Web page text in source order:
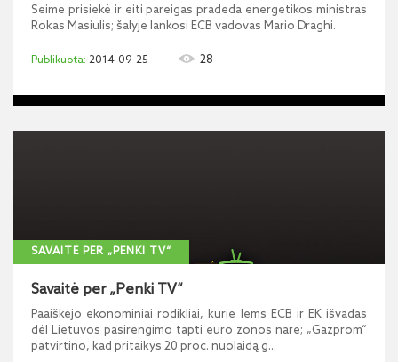
Seime prisiekė ir eiti pareigas pradeda energetikos ministras
Rokas Masiulis; šalyje lankosi ECB vadovas Mario Draghi.
2014-09-25 28
SAVAITĖ PER „PENKI TV“
Savaitė per „Penki TV“
Paaiškėjo ekonominiai rodikliai, kurie lems ECB ir EK išvadas
dėl Lietuvos pasirengimo tapti euro zonos nare; „Gazprom“
patvirtino, kad pritaikys 20 proc. nuolaidą g...